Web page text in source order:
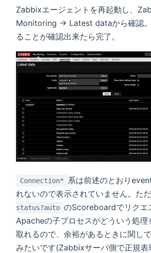
Zabbixエージェントを再起動し、
Monitoring → Latest dataから確認
ることが確認出来たら完了。
Connection*
系は前述のとおり
れないので表示されていません。ただ
status?auto のScoreboardでリクエ
Apacheの子プロセスがどういう処理
取れるので、余裕があるときに関し
みたいです(Zabbixサーバ側で正規表